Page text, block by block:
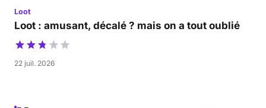
Loot
Loot : amusant, décalé ? mais on a tout oublié
22 juil. 2026